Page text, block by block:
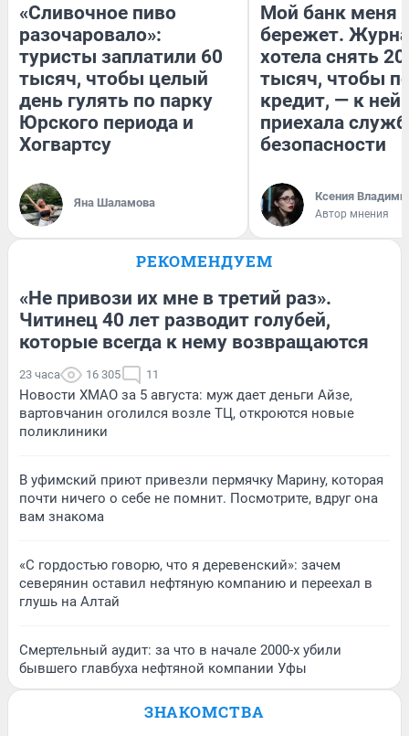
«Сливочное пиво
разочаровало»:
туристы заплатили 60
тысяч, чтобы целый
день гулять по парку
Юрского периода и
Хогвартсу
Яна Шаламова
Мой банк меня
бережет.
хотела снять
тысяч, чтобы
кредит, — к
приехала
безопасности
Ксения
Автор мнения
РЕКОМЕНДУЕМ
«Не привози их мне в третий раз».
Читинец 40 лет разводит голубей,
которые всегда к нему возвращаются
23 часа 16 305 11
Новости ХМАО за 5 августа: муж дает деньги Айзе,
вартовчанин оголился возле ТЦ, откроются новые
поликлиники
В уфимский приют привезли пермячку Марину, которая
почти ничего о себе не помнит. Посмотрите, вдруг она
вам знакома
«С гордостью говорю, что я деревенский»: зачем
северянин оставил нефтяную компанию и переехал в
глушь на Алтай
Смертельный аудит: за что в начале 2000-х убили
бывшего главбуха нефтяной компании Уфы
ЗНАКОМСТВА